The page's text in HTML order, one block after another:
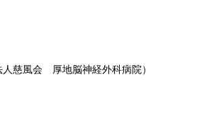
慈風会 厚地脳神経外科病院）